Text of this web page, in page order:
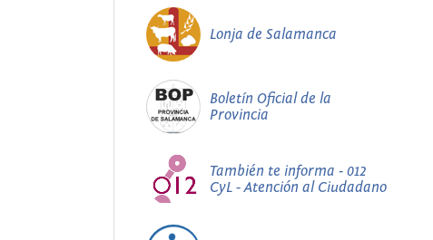
Lonja de Salamanca
Boletín Oficial de la
Provincia
También te informa - 012
CyL - Atención al Ciudadano